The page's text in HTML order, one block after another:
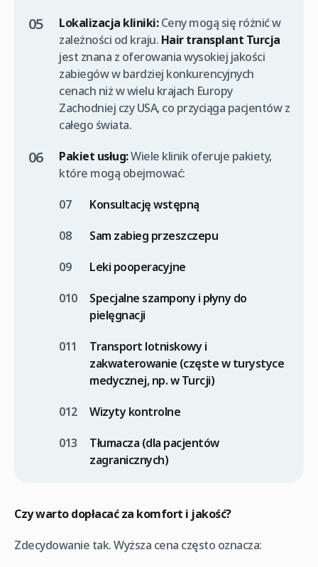
Lokalizacja kliniki:Ceny mogą się różnić w
zależności od kraju. Hair transplant Turcja
jest znana z oferowania wysokiej jakości
zabiegów w bardziej konkurencyjnych
cenach niż w wielu krajach Europy
Zachodniej czy USA, co przyciąga pacjentów z
całego świata.
Pakiet usług:Wiele klinik oferuje pakiety,
które mogą obejmować:
Konsultację wstępną
Sam zabieg przeszczepu
Leki pooperacyjne
Specjalne szampony i płyny do
pielęgnacji
Transport lotniskowy i
zakwaterowanie (częste w turystyce
medycznej, np. w Turcji)
Wizyty kontrolne
Tłumacza (dla pacjentów
zagranicznych)
Czy warto dopłacać za komfort i jakość?
Zdecydowanie tak. Wyższa cena często oznacza: